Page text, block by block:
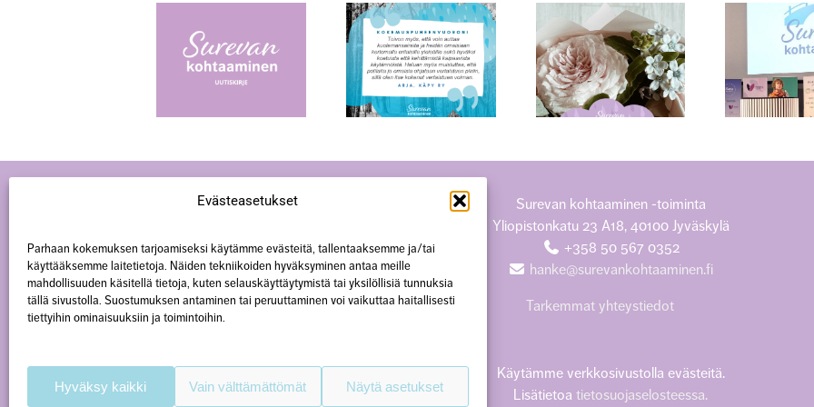
Evästeasetukset
Parhaan kokemuksen tarjoamiseksi käytämme evästeitä, tallentaaksemme ja/tai
käyttääksemme laitetietoja. Näiden tekniikoiden hyväksyminen antaa meille
mahdollisuuden käsitellä tietoja, kuten selauskäyttäytymistä tai yksilöllisiä tunnuksia
tällä sivustolla. Suostumuksen antaminen tai peruuttaminen voi vaikuttaa haitallisesti
tiettyihin ominaisuuksiin ja toimintoihin.
Hyväksy kaikki Vain välttämättömät Näytä asetukset
Kokemusasiantuntijana
vaalin tyttäreni
Äitienpäivänä
Surukonferenssin
teemana surun
monimuotoisuus
Surevan kohtaaminen -toiminta
Yliopistonkatu 23 A18, 40100 Jyväskylä
+358 50 567 0352
hanke@surevankohtaaminen.fi
Tarkemmat yhteystiedot
Käytämme verkkosivustolla evästeitä.
Lisätietoa tietosuojaselosteessa.